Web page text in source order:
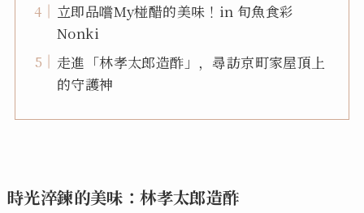
立即品嚐My椪醋的美味！in 旬魚食彩
Nonki
走進「林孝太郎造酢」，尋訪京町家屋頂上
的守護神
時光淬鍊的美味：林孝太郎造酢